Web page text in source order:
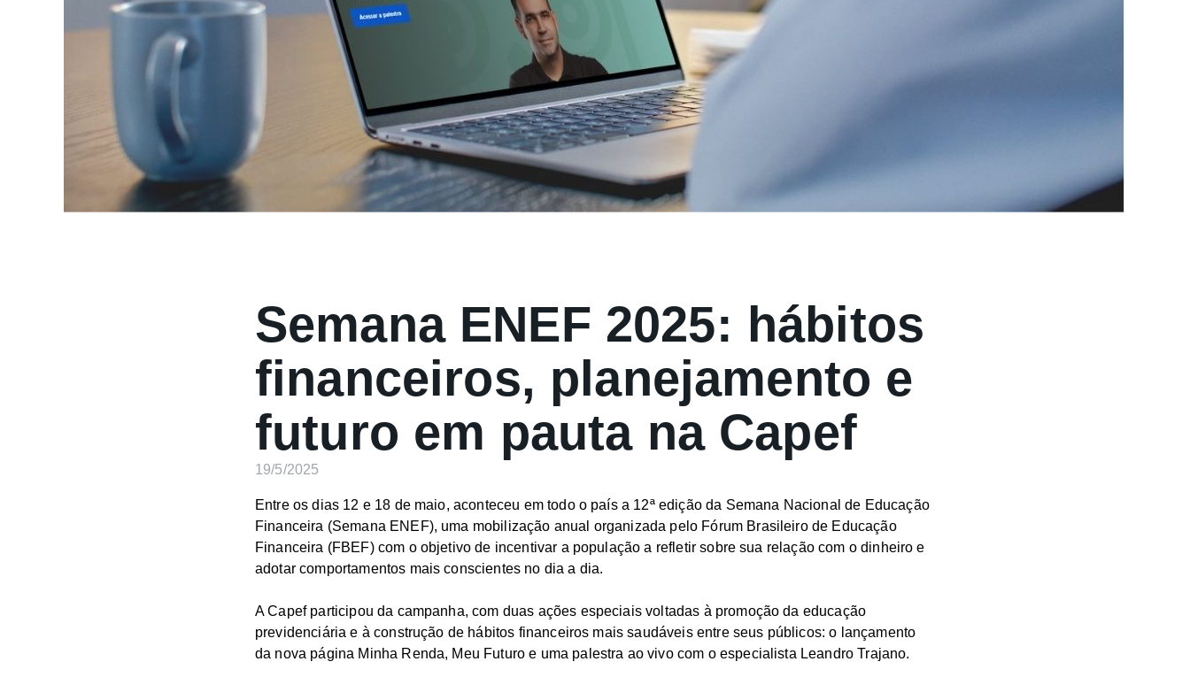
Semana ENEF 2025: hábitos
financeiros, planejamento e
futuro em pauta na Capef
19/5/2025
Entre os dias 12 e 18 de maio, aconteceu em todo o país a 12ª edição da Semana Nacional de Educação
Financeira (Semana ENEF), uma mobilização anual organizada pelo Fórum Brasileiro de Educação
Financeira (FBEF) com o objetivo de incentivar a população a refletir sobre sua relação com o dinheiro e
adotar comportamentos mais conscientes no dia a dia.
A Capef participou da campanha, com duas ações especiais voltadas à promoção da educação
previdenciária e à construção de hábitos financeiros mais saudáveis entre seus públicos: o lançamento
da nova página Minha Renda, Meu Futuro e uma palestra ao vivo com o especialista Leandro Trajano.